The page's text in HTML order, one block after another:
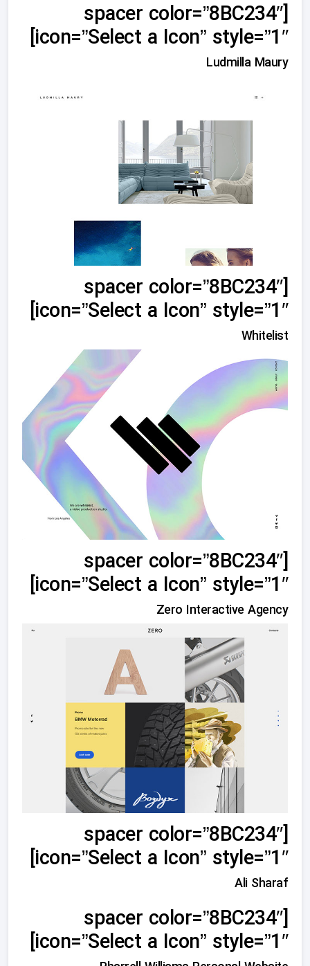
[spacer color=”8BC234″
icon=”Select a Icon” style=”1″]
Ludmilla Maury
[spacer color=”8BC234″
icon=”Select a Icon” style=”1″]
Whitelist
[spacer color=”8BC234″
icon=”Select a Icon” style=”1″]
Zero Interactive Agency
[spacer color=”8BC234″
icon=”Select a Icon” style=”1″]
Ali Sharaf